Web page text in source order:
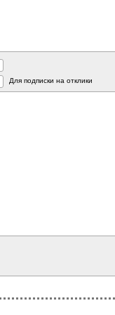
Для подписки на отклики